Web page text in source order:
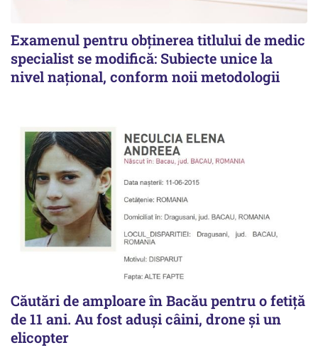
Examenul pentru obținerea titlului de medic
specialist se modifică: Subiecte unice la
nivel național, conform noii metodologii
Căutări de amploare în Bacău pentru o fetiță
de 11 ani. Au fost aduși câini, drone și un
elicopter